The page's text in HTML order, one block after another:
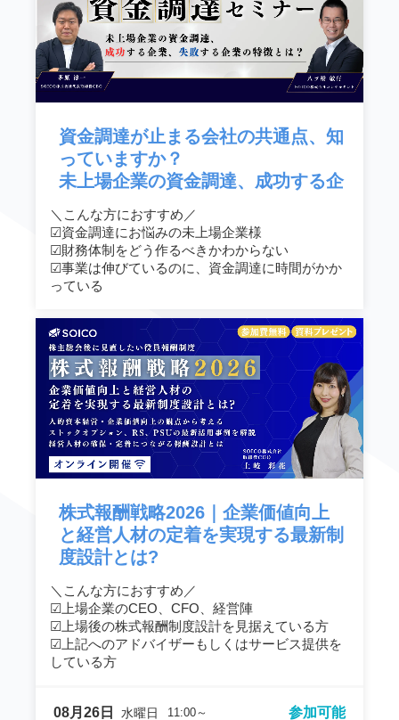
資金調達が止まる会社の共通点、知
っていますか？
未上場企業の資金調達、成功する企
業、失敗する企業の特徴
＼こんな方におすすめ／
☑︎資金調達にお悩みの未上場企業様
☑︎財務体制をどう作るべきかわからない
☑︎事業は伸びているのに、資金調達に時間がかか
っている
株式報酬戦略2026｜企業価値向上
と経営人材の定着を実現する最新制
度設計とは?
＼こんな方におすすめ／
☑︎上場企業のCEO、CFO、経営陣
☑︎上場後の株式報酬制度設計を見据えている方
☑︎上記へのアドバイザーもしくはサービス提供を
している方
08月26日 水曜日 11:00～ 参加可能